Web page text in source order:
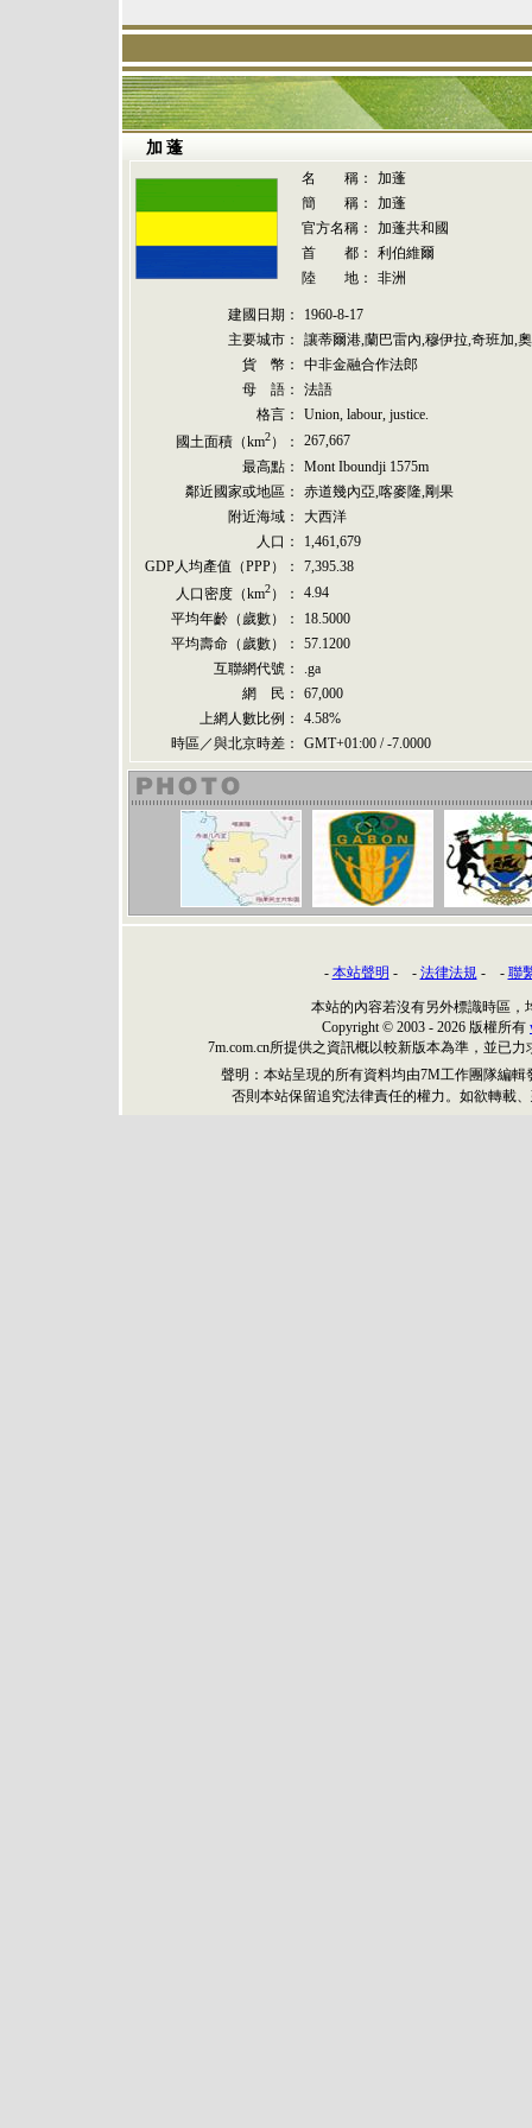
加蓬
名 稱：
加蓬
簡 稱：
加蓬
官方名稱：
加蓬共和國
首 都：
利伯維爾
陸 地：
非洲
建國日期：
1960-8-17
主要城市：
讓蒂爾港,蘭巴雷內,穆伊拉,奇班加,
貨 幣：
中非金融合作法郎
母 語：
法語
格言：
Union, labour, justice.
國土面積（km2）：
267,667
最高點：
Mont Iboundji 1575m
鄰近國家或地區：
赤道幾內亞,喀麥隆,剛果
附近海域：
大西洋
人口：
1,461,679
GDP人均產值（PPP）：
7,395.38
人口密度（km2）：
4.94
平均年齡（歲數）：
18.5000
平均壽命（歲數）：
57.1200
互聯網代號：
.ga
網 民：
67,000
上網人數比例：
4.58%
時區／與北京時差：
GMT+01:00 / -7.0000
- 本站聲明 - - 法律法規- - 聯
本站的內容若沒有另外標識時區，
Copyright © 2003 - 2026 版權所有
7m.com.cn所提供之資訊概以較新版本為準，並已
聲明：本站呈現的所有資料均由7M工作團隊編
否則本站保留追究法律責任的權力。如欲轉載